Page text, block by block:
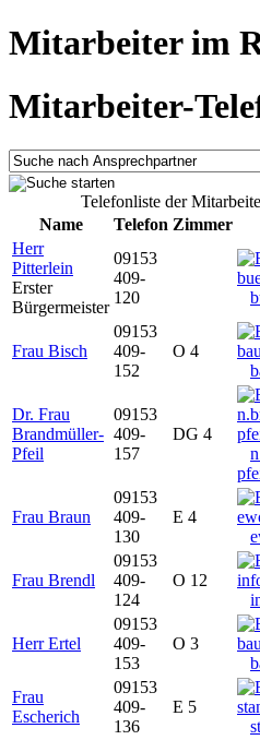
Mitarbeiter im
Mitarbeiter-
Telefonliste der
Name
Telefon Zimmer
Herr
Pitterlein
Erster
Bürgermeister
09153
409-
120
Frau Bisch
09153
409-
152
O 4
Dr. Frau
Brandmüller-
Pfeil
09153
409-
157
DG 4
Frau Braun
09153
409-
130
E 4
Frau Brendl
09153
409-
124
O 12
Herr Ertel
09153
409-
153
O 3
Frau
Escherich
09153
409-
136
E 5